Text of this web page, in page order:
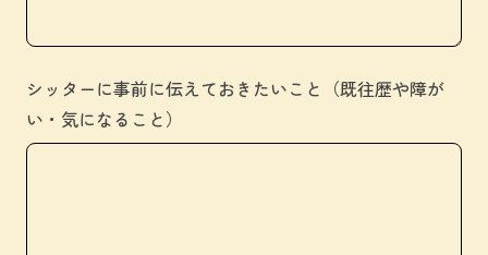
シッターに事前に伝えておきたいこと（既往歴や障が
い・気になること）